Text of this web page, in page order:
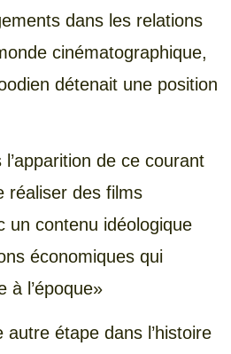
dans les relations
cinématographique,
détenait une position
de ce courant
réaliser des films
un contenu idéologique
économiques qui
à l’époque»
étape dans l’histoire